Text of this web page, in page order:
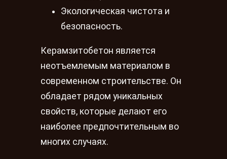
Экологическая чистота и
безопасность.
Керамзитобетон является
неотъемлемым материалом в
современном строительстве. Он
обладает рядом уникальных
свойств, которые делают его
наиболее предпочтительным во
многих случаях.